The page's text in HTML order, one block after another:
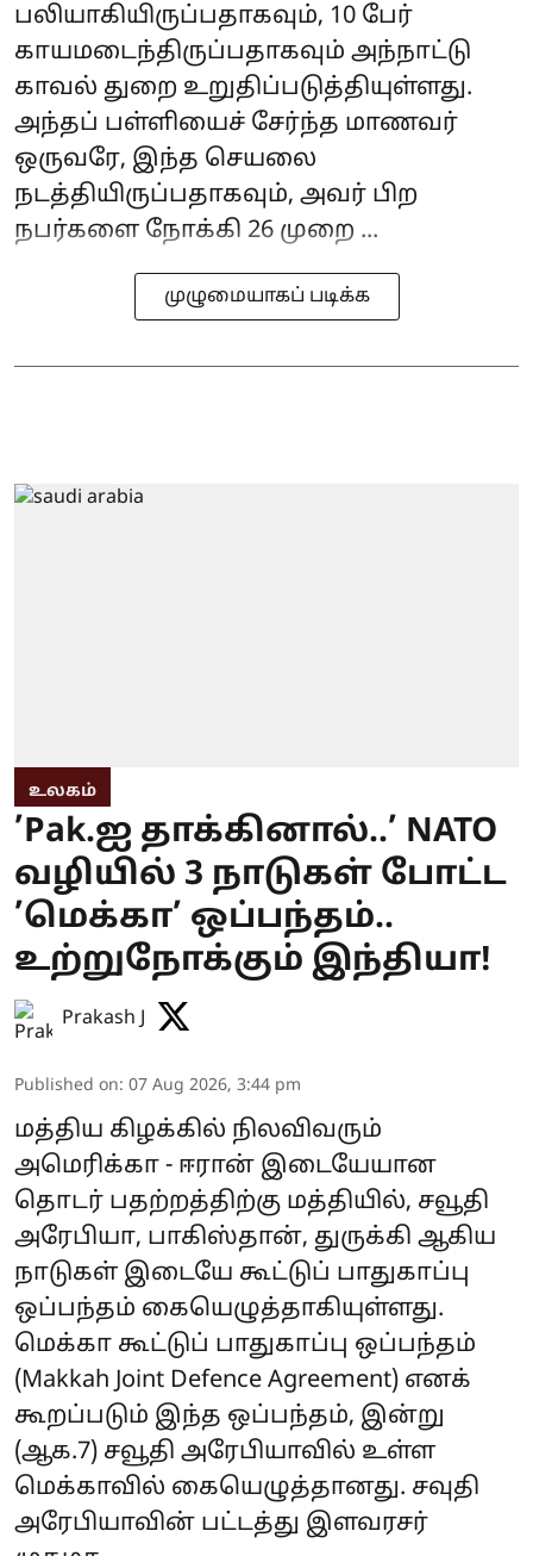
பலியாகியிருப்பதாகவும், 10 பேர்
காயமடைந்திருப்பதாகவும் அந்நாட்டு
காவல் துறை உறுதிப்படுத்தியுள்ளது.
அந்தப் பள்ளியைச் சேர்ந்த மாணவர்
ஒருவரே, இந்த செயலை
நடத்தியிருப்பதாகவும், அவர் பிற
நபர்களை நோக்கி 26 முறை ...
முழுமையாகப் படிக்க
உலகம்
’Pak.ஐ தாக்கினால்..’ NATO
வழியில் 3 நாடுகள் போட்ட
’மெக்கா’ ஒப்பந்தம்..
உற்றுநோக்கும் இந்தியா!
Prakash J
Published on: 07 Aug 2026, 3:44 pm
மத்திய கிழக்கில் நிலவிவரும்
அமெரிக்கா - ஈரான் இடையேயான
தொடர் பதற்றத்திற்கு மத்தியில், சவூதி
அரேபியா, பாகிஸ்தான், துருக்கி ஆகிய
நாடுகள் இடையே கூட்டுப் பாதுகாப்பு
ஒப்பந்தம் கையெழுத்தாகியுள்ளது.
மெக்கா கூட்டுப் பாதுகாப்பு ஒப்பந்தம்
(Makkah Joint Defence Agreement) எனக்
கூறப்படும் இந்த ஒப்பந்தம், இன்று
(ஆக.7) சவூதி அரேபியாவில் உள்ள
மெக்காவில் கையெழுத்தானது. சவுதி
அரேபியாவின் பட்டத்து இளவரசர்